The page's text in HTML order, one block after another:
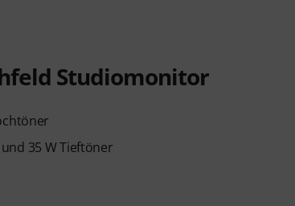
Studiomonitor
35 W Tieftöner